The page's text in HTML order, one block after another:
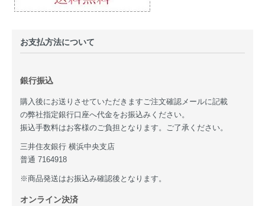
お支払方法について
銀行振込
購入後にお送りさせていただきますご注文確認メールに記載
の弊社指定銀行口座へ代金をお振込みください。
振込手数料はお客様のご負担となります。ご了承ください。
三井住友銀行 横浜中央支店
普通 7164918
※商品発送はお振込み確認後となります。
オンライン決済